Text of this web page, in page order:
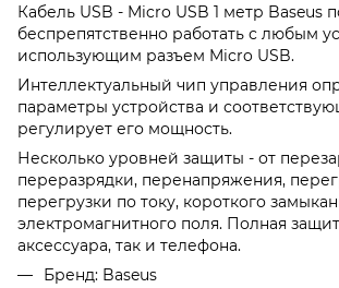
Кабель USB - Micro USB 1 метр Baseus
беспрепятственно работать с любым
использующим разъем Micro USB.
Интеллектуальный чип управления
параметры устройства и
регулирует его мощность.
Несколько уровней защиты - от
переразрядки, перенапряжения,
перегрузки по току, короткого
электромагнитного поля. Полная
аксессуара, так и телефона.
Бренд: Baseus